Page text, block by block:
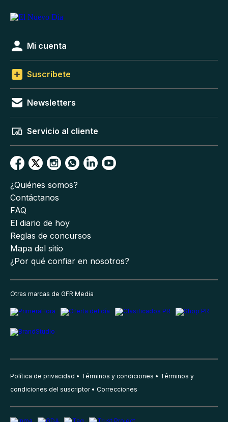
Mi cuenta
Suscríbete
Newsletters
Servicio al cliente
¿Quiénes somos?
Contáctanos
FAQ
El diario de hoy
Reglas de concursos
Mapa del sitio
¿Por qué confiar en nosotros?
Otras marcas de GFR Media
Política de privacidad Términos y condiciones
Términos y
condiciones del suscriptor
Correcciones